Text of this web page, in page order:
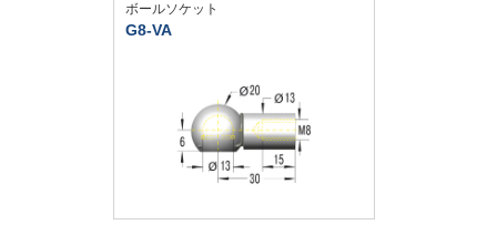
ボールソケット
G8-VA